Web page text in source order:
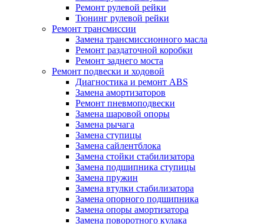
Ремонт рулевой рейки
Тюнинг рулевой рейки
Ремонт трансмиссии
Замена трансмиссионного масла
Ремонт раздаточной коробки
Ремонт заднего моста
Ремонт подвески и ходовой
Диагностика и ремонт ABS
Замена амортизаторов
Ремонт пневмоподвески
Замена шаровой опоры
Замена рычага
Замена ступицы
Замена сайлентблока
Замена стойки стабилизатора
Замена подшипника ступицы
Замена пружин
Замена втулки стабилизатора
Замена опорного подшипника
Замена опоры амортизатора
Замена поворотного кулака